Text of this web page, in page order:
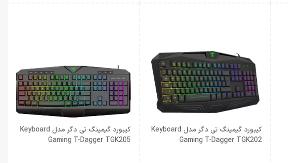
کیبورد گیمینگ تی دگر مدل Keyboard
Gaming T-Dagger TGK202
کیبورد گیمینگ تی دگر مدل Keyboard
Gaming T-Dagger TGK205